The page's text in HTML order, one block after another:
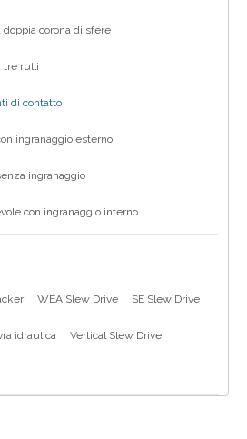
corona di sfere
tre rulli
di contatto
ingranaggio esterno
ingranaggio
con ingranaggio interno
WEA Slew Drive SE Slew Drive
idraulica Vertical Slew Drive